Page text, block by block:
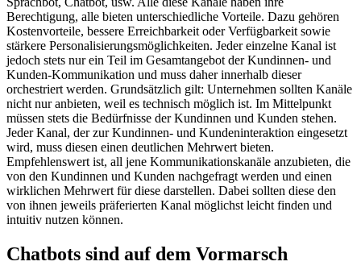
Berechtigung, alle bieten unterschiedliche Vorteile. Dazu gehören
Kostenvorteile, bessere Erreichbarkeit oder Verfügbarkeit sowie
stärkere Personalisierungsmöglichkeiten. Jeder einzelne Kanal ist
jedoch stets nur ein Teil im Gesamtangebot der Kundinnen- und
Kunden-Kommunikation und muss daher innerhalb dieser
orchestriert werden. Grundsätzlich gilt: Unternehmen sollten Kanäle
nicht nur anbieten, weil es technisch möglich ist. Im Mittelpunkt
müssen stets die Bedürfnisse der Kundinnen und Kunden stehen.
Jeder Kanal, der zur Kundinnen- und Kundeninteraktion eingesetzt
wird, muss diesen einen deutlichen Mehrwert bieten.
Empfehlenswert ist, all jene Kommunikationskanäle anzubieten, die
von den Kundinnen und Kunden nachgefragt werden und einen
wirklichen Mehrwert für diese darstellen. Dabei sollten diese den
von ihnen jeweils präferierten Kanal möglichst leicht finden und
intuitiv nutzen können.
Chatbots sind auf dem Vormarsch